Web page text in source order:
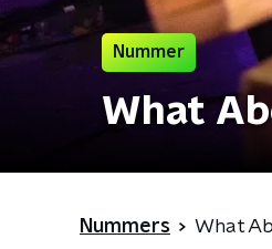
Nummer
What
Nummers What